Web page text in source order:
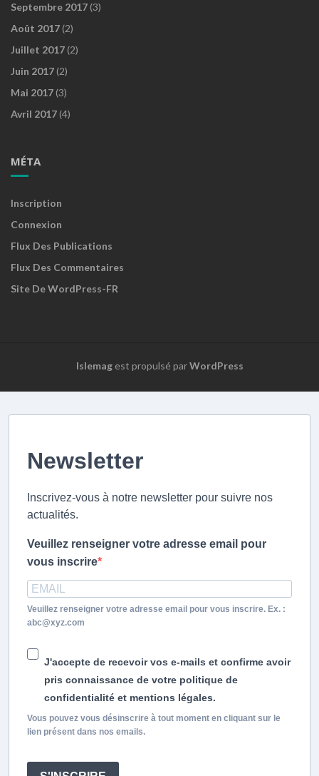
Septembre 2017 (3)
Août 2017 (2)
Juillet 2017 (2)
Juin 2017 (2)
Mai 2017 (3)
Avril 2017 (4)
MÉTA
Inscription
Connexion
Flux Des Publications
Flux Des Commentaires
Site De WordPress-FR
Islemagest propulsé parWordPress
Newsletter
Inscrivez-vous à notre newsletter pour suivre nos
actualités.
Veuillez renseigner votre adresse email pour
vous inscrire
Veuillez renseigner votre adresse email pour vous inscrire. Ex. :
abc@xyz.com
J'accepte de recevoir vos e-mails et confirme avoir
pris connaissance de votre politique de
confidentialité et mentions légales.
Vous pouvez vous désinscrire à tout moment en cliquant sur le
lien présent dans nos emails.